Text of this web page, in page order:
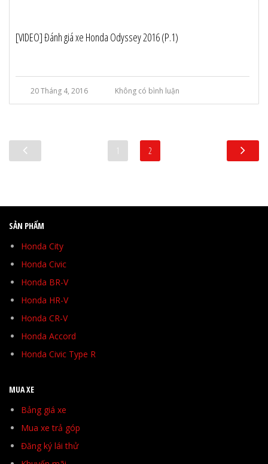
[VIDEO] Đánh giá xe Honda Odyssey 2016 (P.1)
20 Tháng 4, 2016 Không có bình luận
1 2
SẢN PHẨM
Honda City
Honda Civic
Honda BR-V
Honda HR-V
Honda CR-V
Honda Accord
Honda Civic Type R
MUA XE
Bảng giá xe
Mua xe trả góp
Đăng ký lái thử